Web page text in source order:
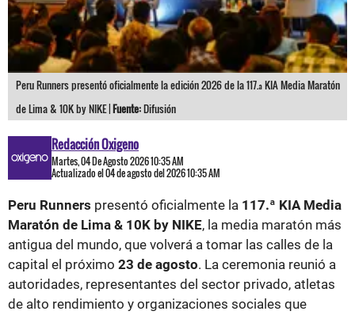
Peru Runners presentó oficialmente la edición 2026 de la 117.ª KIA Media Maratón
de Lima & 10K by NIKE |Fuente:Difusión
Redacción Oxigeno
Martes, 04 De Agosto 2026 10:35 AM
Actualizado el 04 de agosto del 2026 10:35 AM
Peru Runners presentó oficialmente la 117.ª KIA Media
Maratón de Lima & 10K by NIKE, la media maratón más
antigua del mundo, que volverá a tomar las calles de la
capital el próximo 23 de agosto. La ceremonia reunió a
autoridades, representantes del sector privado, atletas
de alto rendimiento y organizaciones sociales que